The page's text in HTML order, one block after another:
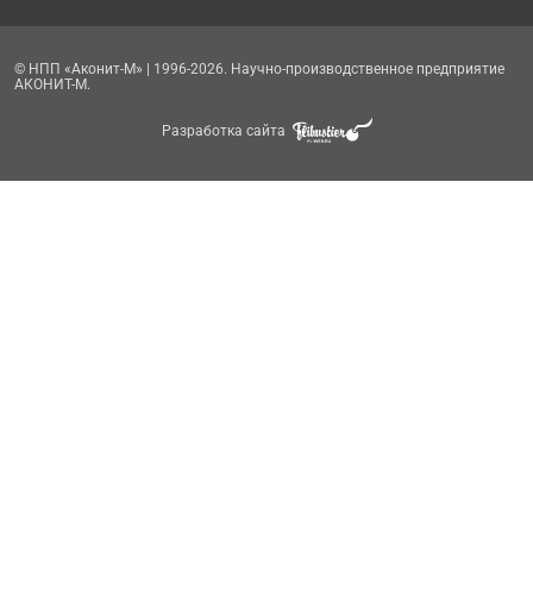
© НПП «Аконит-М» | 1996-2026. Научно-производственное предприятие
АКОНИТ-М.
Разработка сайта